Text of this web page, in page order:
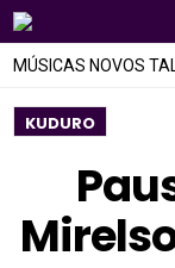
MÚSICAS NOVOS
KUDURO